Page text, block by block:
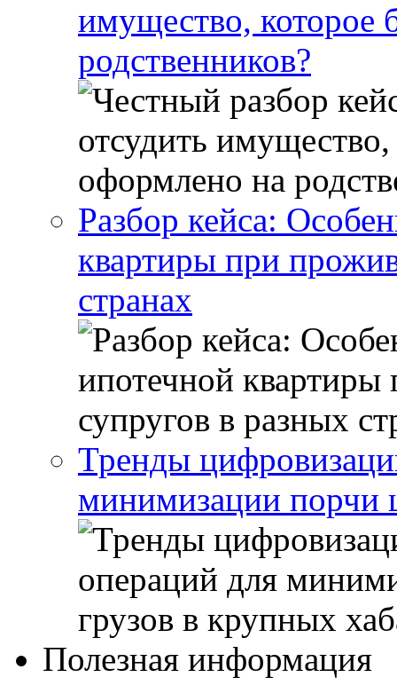
имущество, которое
родственников?
Разбор кейса:
квартиры при
странах
Тренды
минимизации порчи
Полезная информация